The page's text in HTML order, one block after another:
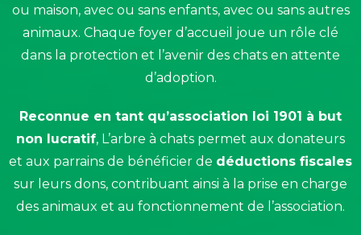
ou maison, avec ou sans enfants, avec ou sans autres
animaux. Chaque foyer d’accueil joue un rôle clé
dans la protection et l’avenir des chats en attente
d’adoption.
Reconnue en tant qu’association loi 1901 à but
non lucratif, L’arbre à chats permet aux donateurs
et aux parrains de bénéficier de déductions fiscales
sur leurs dons, contribuant ainsi à la prise en charge
des animaux et au fonctionnement de l’association.